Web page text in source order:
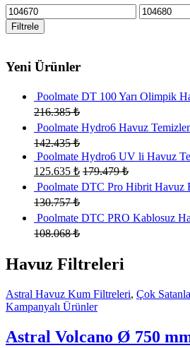
En
düşük
fiyat
En
yüksek
Filtrele
Yeni Ürünler
Poolmate DT 100 Yarı Olimpik
216.385₺
Poolmate Hydro6 Havuz
142.435₺
Poolmate Hydro6 UV li Havuz
125.635 ₺ 179.479₺
Poolmate DTC Pro Hibrit Havuz
130.757₺
Poolmate DTC PRO Kablosuz
108.068₺
Havuz Filtreleri
Astral Havuz Kum Filtreleri, Çok
Kampanyalı Ürünler
Astral Volcano Ø 750